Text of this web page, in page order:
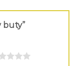
buty”